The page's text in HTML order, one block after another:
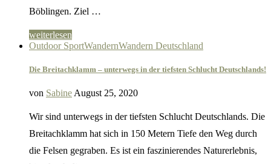
Böblingen. Ziel …
weiterlesen
Outdoor SportWandernWandern Deutschland
Die Breitachklamm – unterwegs in der tiefsten Schlucht Deutschlands!
von Sabine August 25, 2020
Wir sind unterwegs in der tiefsten Schlucht Deutschlands. Die
Breitachklamm hat sich in 150 Metern Tiefe den Weg durch
die Felsen gegraben. Es ist ein faszinierendes Naturerlebnis,